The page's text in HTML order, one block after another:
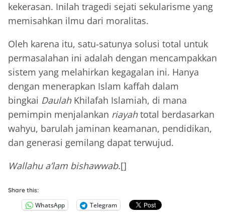
kekerasan. Inilah tragedi sejati sekularisme yang
memisahkan ilmu dari moralitas.
Oleh karena itu, satu-satunya solusi total untuk
permasalahan ini adalah dengan mencampakkan
sistem yang melahirkan kegagalan ini. Hanya
dengan menerapkan Islam kaffah dalam
bingkai DaulahKhilafah Islamiah, di mana
pemimpin menjalankan riayahtotal berdasarkan
wahyu, barulah jaminan keamanan, pendidikan,
dan generasi gemilang dapat terwujud.
Wallahu a’lam bishawwab.[]
Share this:
WhatsApp Telegram